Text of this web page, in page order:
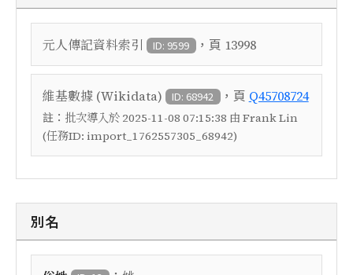
元人傳記資料索引 ID: 9599 ，頁 13998
維基數據 (Wikidata) ID: 68942 ，頁 Q45708724
註： 批次導入於 2025-11-08 07:15:38 由 Frank Lin
(任務ID: import_1762557305_68942)
別名